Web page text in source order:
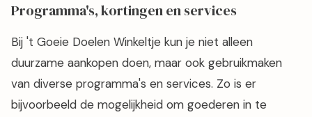
Programma's, kortingen en services
Bij 't Goeie Doelen Winkeltje kun je niet alleen
duurzame aankopen doen, maar ook gebruikmaken
van diverse programma's en services. Zo is er
bijvoorbeeld de mogelijkheid om goederen in te